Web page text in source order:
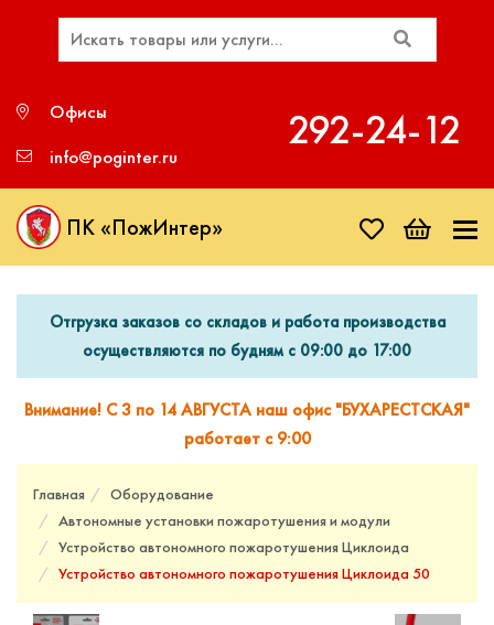
Офисы
info@poginter.ru
292‑24‑12
ПК «ПожИнтер»
Отгрузка заказов со складов и работа производства
осуществляются по будням с 09:00 до 17:00
Внимание! С 3 по 14 АВГУСТА наш офис "БУХАРЕСТСКАЯ"
работает с 9:00
Главная
Оборудование
Автономные установки пожаротушения и модули
Устройство автономного пожаротушения Циклоида
Устройство автономного пожаротушения Циклоида 50